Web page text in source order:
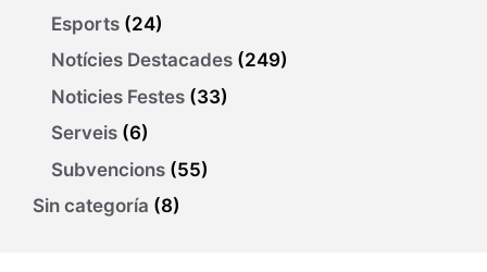
Esports (24)
Notícies Destacades (249)
Noticies Festes (33)
Serveis (6)
Subvencions (55)
Sin categoría (8)